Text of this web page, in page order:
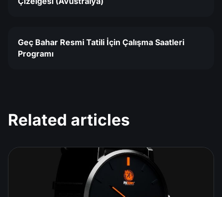
Geç Bahar Resmi Tatili İçin Çalışma Saatleri
Programı
Related articles